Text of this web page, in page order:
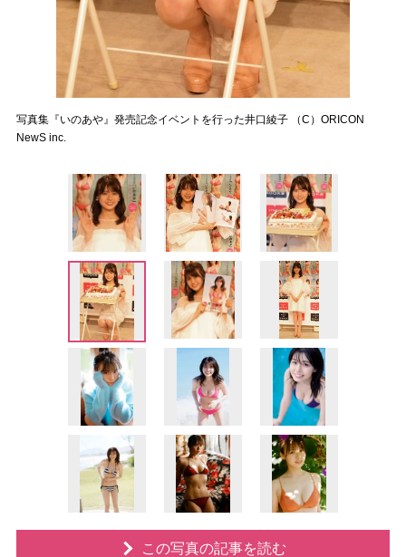
写真集『いのあや』発売記念イベントを行った井口綾子 （C）ORICON
NewS inc.
この写真の記事を読む